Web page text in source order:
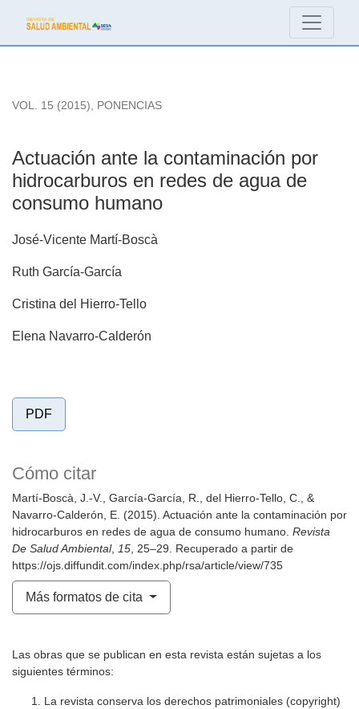
Actuación ante la contaminación por hidrocarburos en
VOL. 15 (2015), PONENCIAS
Actuación ante la contaminación por
hidrocarburos en redes de agua de
consumo humano
José-Vicente Martí-Boscà
Ruth García-García
Cristina del Hierro-Tello
Elena Navarro-Calderón
PDF
Cómo citar
Martí-Boscà, J.-V., García-García, R., del Hierro-Tello, C., &
Navarro-Calderón, E. (2015). Actuación ante la contaminación por
hidrocarburos en redes de agua de consumo humano. Revista
De Salud Ambiental, 15, 25–29. Recuperado a partir de
https://ojs.diffundit.com/index.php/rsa/article/view/735
Más formatos de cita
Las obras que se publican en esta revista están sujetas a los
siguientes términos:
La revista conserva los derechos patrimoniales (copyright)